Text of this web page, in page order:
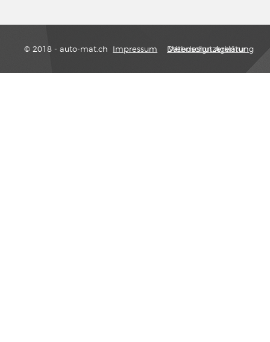
© 2018 - auto-mat.ch Impressum Datenschutzerklärung
Webdesign Agentur